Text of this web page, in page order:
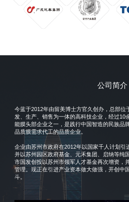
公司简介
今蓝于2012年由留美博士方官久创办，总部位
发、生产、销售为一体的高科技企业，经过10
能膜头部企业之一，是践行中国智造的民族品
品质膜需求代工的品质企业。
企业由苏州市政府在2012年以国家千人计划引
并以苏州园区政府基金、元禾集团、启纳等纯
市国发创投以苏州市领军人才基金再次增资，
管理。现正在引进产业资本做大做强，开创中
斗。